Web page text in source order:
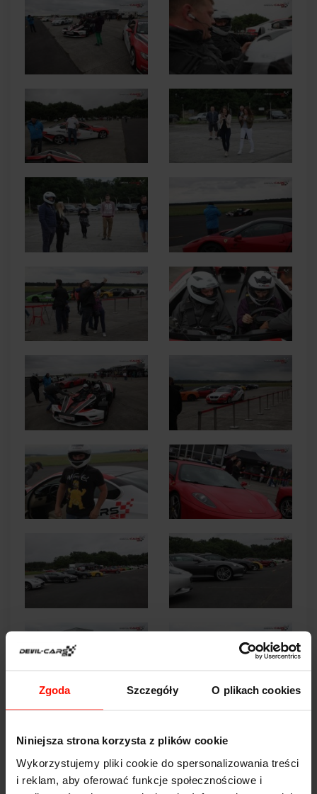
Zgoda Szczegóły O plikach cookies
Niniejsza strona korzysta z plików cookie
Wykorzystujemy pliki cookie do spersonalizowania treści
i reklam, aby oferować funkcje społecznościowe i